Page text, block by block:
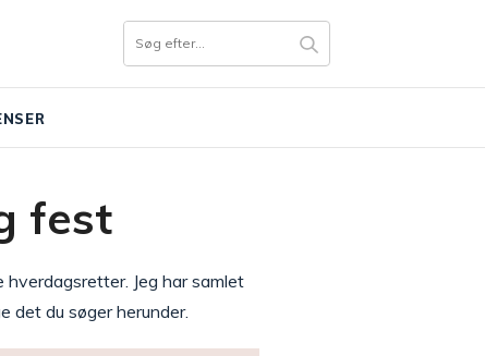
fest
Jeg har samlet
det du søger herunder.